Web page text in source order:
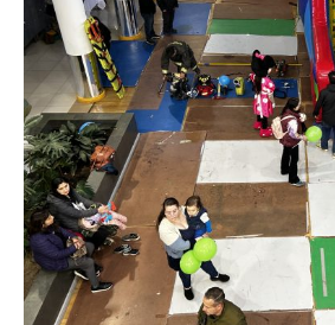
APP MÓVIL
TRANSPARENCIA